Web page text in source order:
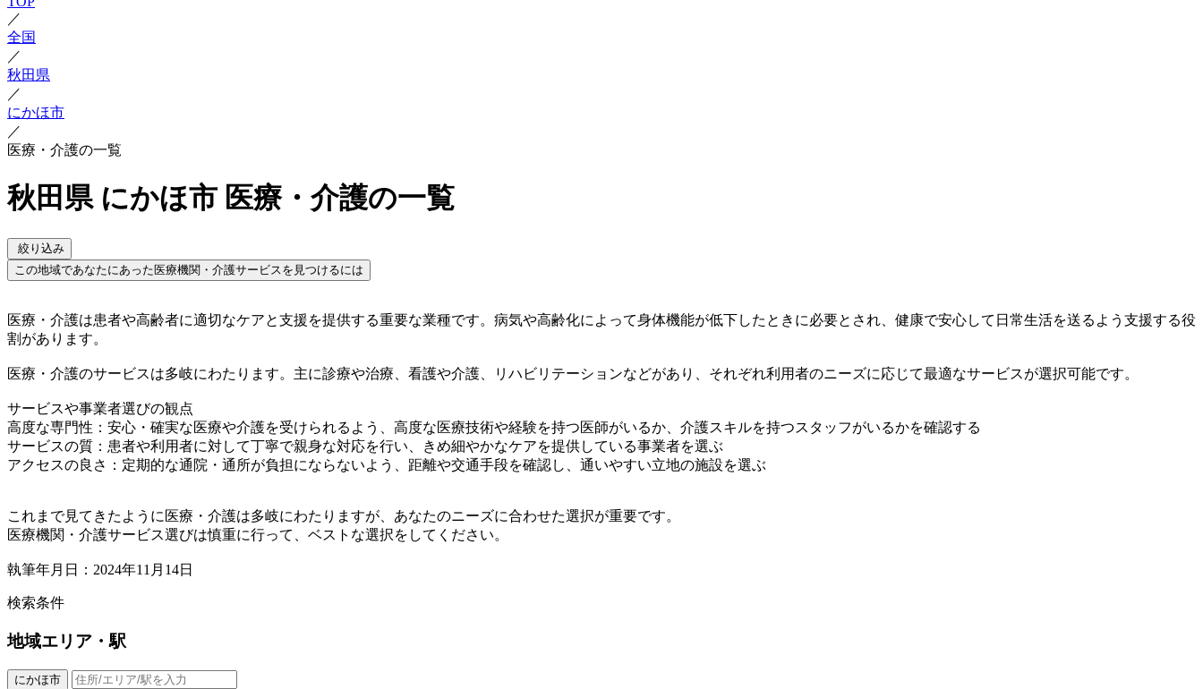
／
全国
／
秋田県
／
にかほ市
／
医療・介護の一覧
秋田県 にかほ市 医療・介護の一覧
絞り込み
この地域であなたにあった医療機関・介護サービスを見つけるには
医療・介護は患者や高齢者に適切なケアと支援を提供する重要な業種です。病気や高齢化によって身体機能が低下したときに必要とされ、健康で安心して日常生活を送るよう支援する役
割があります。
医療・介護のサービスは多岐にわたります。主に診療や治療、看護や介護、リハビリテーションなどがあり、それぞれ利用者のニーズに応じて最適なサービスが選択可能です。
サービスや事業者選びの観点
高度な専門性：安心・確実な医療や介護を受けられるよう、高度な医療技術や経験を持つ医師がいるか、介護スキルを持つスタッフがいるかを確認する
サービスの質：患者や利用者に対して丁寧で親身な対応を行い、きめ細やかなケアを提供している事業者を選ぶ
アクセスの良さ：定期的な通院・通所が負担にならないよう、距離や交通手段を確認し、通いやすい立地の施設を選ぶ
これまで見てきたように医療・介護は多岐にわたりますが、あなたのニーズに合わせた選択が重要です。
医療機関・介護サービス選びは慎重に行って、ベストな選択をしてください。
執筆年月日：2024年11月14日
検索条件
地域エリア・駅
にかほ市